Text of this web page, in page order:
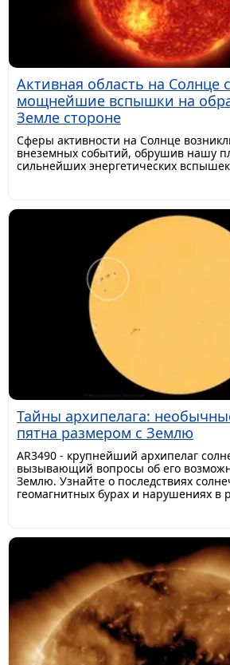
Активная область на Солнце
мощнейшие вспышки на
Земле стороне
Сферы активности на Солнце
внеземных событий, обрушив нашу
сильнейших энергетических вспышек
Тайны архипелага:
пятна размером с Землю
AR3490 - крупнейший архипелаг
вызывающий вопросы об его
Землю. Узнайте о последствиях
геомагнитных бурах и нарушениях в